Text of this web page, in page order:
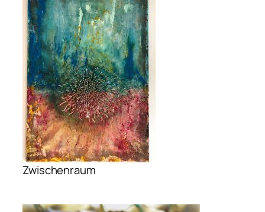
Zwischenraum